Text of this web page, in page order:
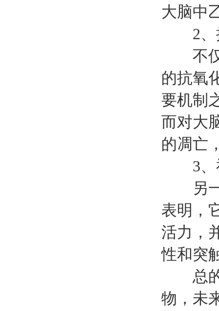
大脑中
2、抗
不仅
的抗氧
要机制
而对大
的凋亡
3、
另一
表明，
活力，
性和突
总的
物，未